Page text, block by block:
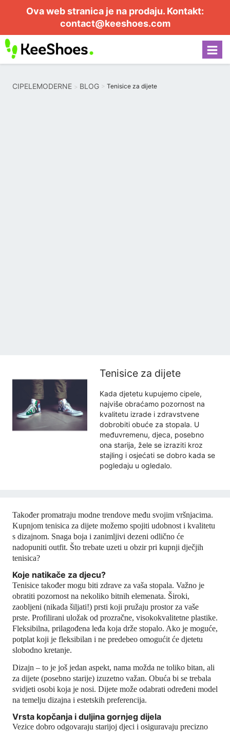
Ova web stranica je na prodaju. Kontakt:
contact@keeshoes.com
CIPELEMODERNE BLOG Tenisice za dijete
Tenisice za dijete
Kada djetetu kupujemo cipele,
najviše obraćamo pozornost na
kvalitetu izrade i zdravstvene
dobrobiti obuće za stopala. U
međuvremenu, djeca, posebno
ona starija, žele se izraziti kroz
stajling i osjećati se dobro kada se
pogledaju u ogledalo.
Također promatraju modne trendove među svojim vršnjacima.
Kupnjom tenisica za dijete možemo spojiti udobnost i kvalitetu
s dizajnom. Snaga boja i zanimljivi dezeni odlično će
nadopuniti outfit. Što trebate uzeti u obzir pri kupnji dječjih
tenisica?
Koje natikače za djecu?
Tenisice također mogu biti zdrave za vaša stopala. Važno je
obratiti pozornost na nekoliko bitnih elemenata. Široki,
zaobljeni (nikada šiljati!) prsti koji pružaju prostor za vaše
prste. Profilirani uložak od prozračne, visokokvalitetne plastike.
Fleksibilna, prilagođena leđa koja drže stopalo. Ako je moguće,
potplat koji je fleksibilan i ne predebeo omogućit će djetetu
slobodno kretanje.
Dizajn – to je još jedan aspekt, nama možda ne toliko bitan, ali
za dijete (posebno starije) izuzetno važan. Obuća bi se trebala
svidjeti osobi koja je nosi. Dijete može odabrati određeni model
na temelju dizajna i estetskih preferencija.
Vrsta kopčanja i duljina gornjeg dijela
Vezice dobro odgovaraju starijoj djeci i osiguravaju precizno